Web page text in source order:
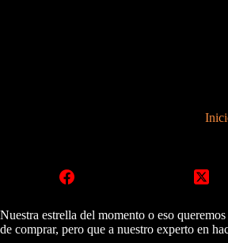
Nuestra estrella del momento o eso
de comprar, pero que a nuestro experto en